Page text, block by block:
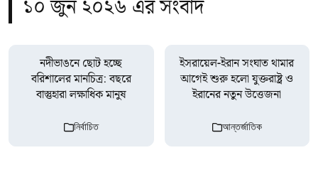
১০ জুন ২০২৬ এর সংবাদ
নদীভাঙনে ছোট হচ্ছে
বরিশালের মানচিত্র: বছরে
বাস্তুহারা লক্ষাধিক মানুষ
নির্বাচিত
ইসরায়েল-ইরান সংঘাত থামার
আগেই শুরু হলো যুক্তরাষ্ট্র ও
ইরানের নতুন উত্তেজনা
আন্তর্জাতিক